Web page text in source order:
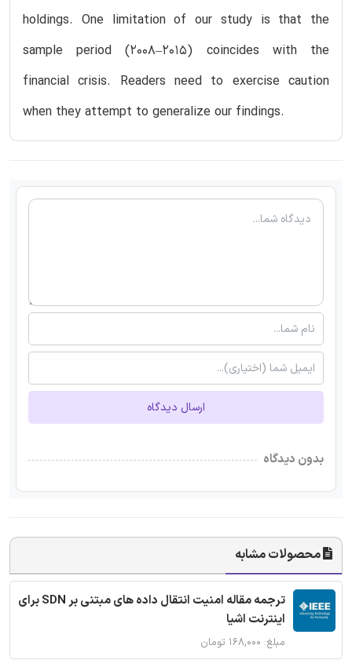
holdings. One limitation of our study is that the
sample period (2008–2015) coincides with the
financial crisis. Readers need to exercise caution
when they attempt to generalize our findings.
ارسال دیدگاه
بدون دیدگاه
محصولات مشابه
ترجمه مقاله امنیت انتقال داده های مبتنی بر SDN برای
اینترنت اشیا
مبلغ: ۱۶۸,۰۰۰ تومان